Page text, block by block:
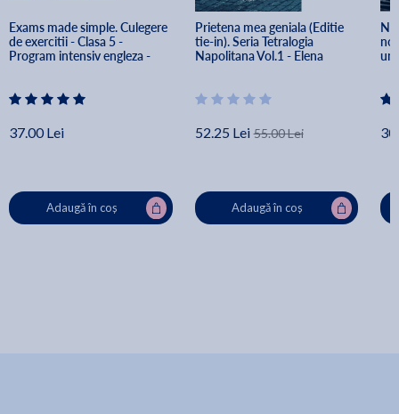
Exams made simple. Culegere
de exercitii - Clasa 5 -
Program intensiv engleza -
37.00 Lei
Adaugă în coș
Prietena mea geniala (Editie
tie-in). Seria Tetralogia
Napolitana Vol.1 - Elena
52.25 Lei 55.00 Lei
Adaugă în coș